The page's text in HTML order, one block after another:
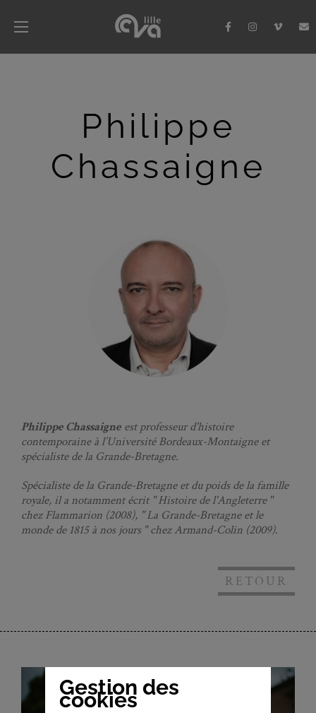
Philippe
Chassaigne
Philippe Chassaigne est professeur d'histoire
contemporaine à l’Université Bordeaux-Montaigne et
spécialiste de la Grande-Bretagne.
Spécialiste de la Grande-Bretagne et du poids de la famille
royale, il a notamment écrit " Histoire de l'Angleterre "
chez Flammarion (2008), " La Grande-Bretagne et le
monde de 1815 à nos jours " chez Armand-Colin (2009).
RETOUR
Gestion des
cookies